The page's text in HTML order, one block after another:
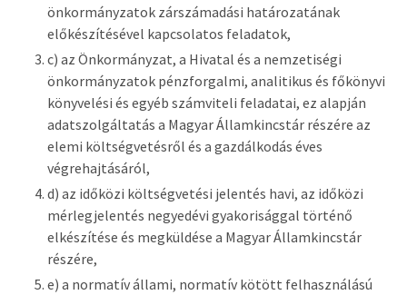
önkormányzatok zárszámadási határozatának
előkészítésével kapcsolatos feladatok,
c) az Önkormányzat, a Hivatal és a nemzetiségi
önkormányzatok pénzforgalmi, analitikus és főkönyvi
könyvelési és egyéb számviteli feladatai, ez alapján
adatszolgáltatás a Magyar Államkincstár részére az
elemi költségvetésről és a gazdálkodás éves
végrehajtásáról,
d) az időközi költségvetési jelentés havi, az időközi
mérlegjelentés negyedévi gyakorisággal történő
elkészítése és megküldése a Magyar Államkincstár
részére,
e) a normatív állami, normatív kötött felhasználású